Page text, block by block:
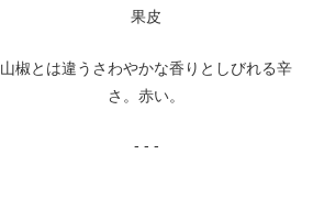
果皮
山椒とは違うさわやかな香りとしびれる辛
さ。赤い。
- - -